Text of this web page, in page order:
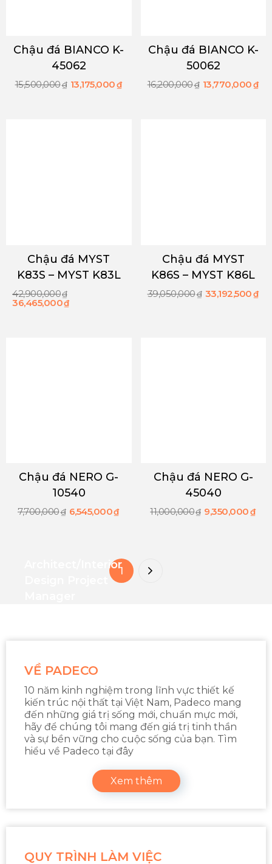
Chậu đá BIANCO K-
45062
15,500,000₫ 13,175,000₫
Chậu đá BIANCO K-
50062
16,200,000₫ 13,770,000₫
Chậu đá MYST
K83S – MYST K83L
42,900,000₫
36,465,000₫
Chậu đá MYST
K86S – MYST K86L
39,050,000₫ 33,192,500₫
Chậu đá NERO G-
10540
7,700,000₫ 6,545,000₫
Chậu đá NERO G-
45040
11,000,000₫ 9,350,000₫
1
Architect/interior
VỀ PADECO
10 năm kinh nghiệm trong lĩnh vực thiết kế
kiến trúc nội thất tại Việt Nam, Padeco mang
đến những giá trị sống mới, chuẩn mực mới,
hãy để chúng tôi mang đến giá trị tinh thần
và sự bền vững cho cuộc sống của bạn. Tìm
hiểu về Padeco tại đây
Xem thêm
QUY TRÌNH LÀM VIỆC